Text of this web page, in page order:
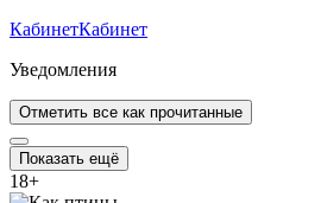
КабинетКабинет
Уведомления
Отметить все как прочитанные
Показать ещё
18+